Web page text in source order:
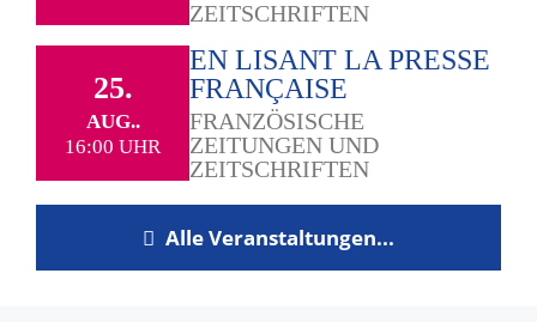
ZEITSCHRIFTEN
25.
AUG..
16:00 UHR
EN LISANT LA PRESSE
FRANÇAISE
FRANZÖSISCHE
ZEITUNGEN UND
ZEITSCHRIFTEN
Alle Veranstaltungen...